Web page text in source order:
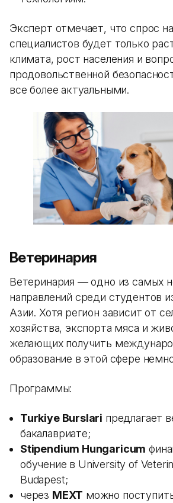
Эксперт отмечает, что спрос
специалистов будет только
климата, рост населения и
продовольственной
все более актуальными.
Ветеринария
Ветеринария — одно из самых
направлений среди студентов
Азии. Хотя регион зависит от
хозяйства, экспорта мяса и
желающих получить
образование в этой сфере
Программы:
Turkiye Burslari предлагает
бакалавриате;
Stipendium Hungaricum
обучение в University of
Budapest;
через MEXT можно